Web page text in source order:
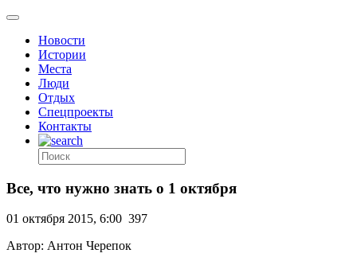
Новости
Истории
Места
Люди
Отдых
Спецпроекты
Контакты
Все, что нужно знать о 1 октября
01 октября 2015, 6:00 397
Автор: Антон Черепок